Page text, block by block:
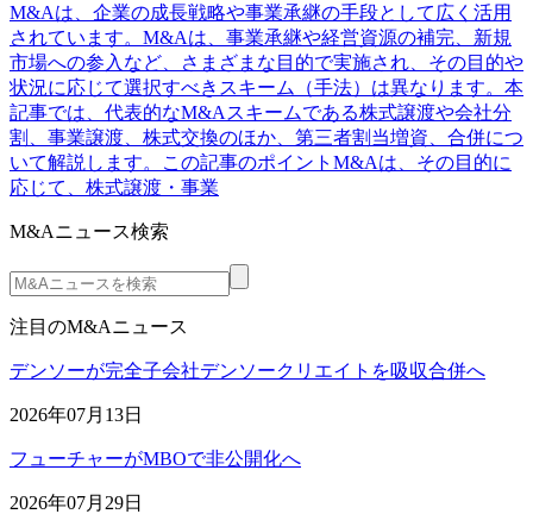
M&Aは、企業の成長戦略や事業承継の手段として広く活用
されています。M&Aは、事業承継や経営資源の補完、新規
市場への参入など、さまざまな目的で実施され、その目的や
状況に応じて選択すべきスキーム（手法）は異なります。本
記事では、代表的なM&Aスキームである株式譲渡や会社分
割、事業譲渡、株式交換のほか、第三者割当増資、合併につ
いて解説します。この記事のポイントM&Aは、その目的に
応じて、株式譲渡・事業
M&Aニュース検索
注目のM&Aニュース
デンソーが完全子会社デンソークリエイトを吸収合併へ
2026年07月13日
フューチャーがMBOで非公開化へ
2026年07月29日